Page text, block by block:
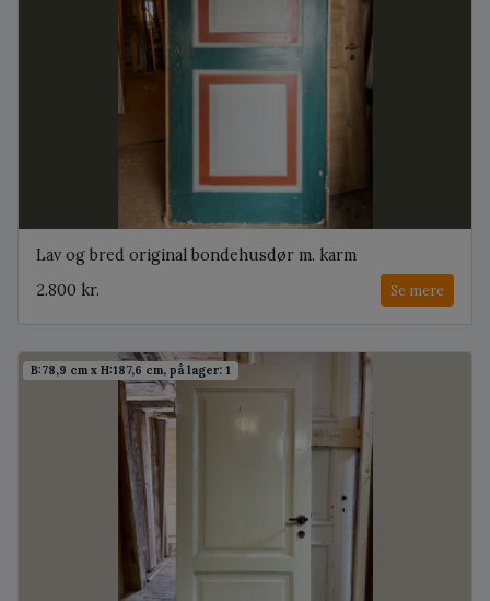
Lav og bred original bondehusdør m. karm
2.800 kr.
Se mere
B:78,9 cm x H:187,6 cm, på lager: 1